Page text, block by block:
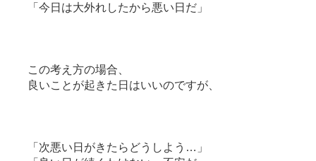
「今日は大外れしたから悪い日だ」
この考え方の場合、
良いことが起きた日はいいのですが、
「次悪い日がきたらどうしよう…」